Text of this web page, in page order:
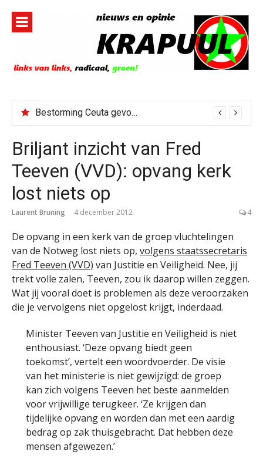
inhoud
Bestorming Ceuta gevolg van op sociale media verspreide hoax?
Briljant inzicht van Fred
Teeven (VVD): opvang kerk
lost niets op
Laurent Bruning 4 december 2012 4
De opvang in een kerk van de groep vluchtelingen
van de Notweg lost niets op, volgens staatssecretaris
Fred Teeven (VVD) van Justitie en Veiligheid. Nee, jij
trekt volle zalen, Teeven, zou ik daarop willen zeggen.
Wat jij vooral doet is problemen als deze veroorzaken
die je vervolgens niet opgelost krijgt, inderdaad.
Minister Teeven van Justitie en Veiligheid is niet
enthousiast. ‘Deze opvang biedt geen
toekomst’, vertelt een woordvoerder. De visie
van het ministerie is niet gewijzigd: de groep
kan zich volgens Teeven het beste aanmelden
voor vrijwillige terugkeer. ‘Ze krijgen dan
tijdelijke opvang en worden dan met een aardig
bedrag op zak thuisgebracht. Dat hebben deze
mensen afgewezen.’